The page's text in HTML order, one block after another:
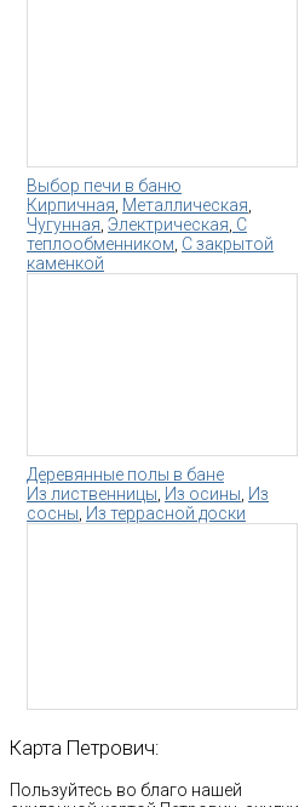
Выбор печи в баню
Кирпичная Металлическая
Чугунная Электрическая С
теплообменником С закрытой
каменкой
Деревянные полы в бане
Из лиственницы Из осины Из
сосны Из террасной доски
Карта Петрович:
Пользуйтесь во благо нашей